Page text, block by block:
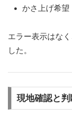
かさ上げ希望
エラー表示はな
した。
現地確認と